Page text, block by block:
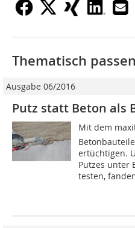
Thematisch
Ausgabe 06/2016
Putz statt Beton als
Mit dem
ertüchtigen.
Putzes unter
testen,